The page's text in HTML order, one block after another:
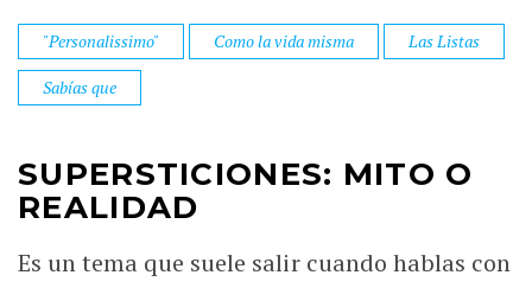
"Personalissimo" Como la vida misma Las Listas
Sabías que
SUPERSTICIONES: MITO O
REALIDAD
Es un tema que suele salir cuando hablas con